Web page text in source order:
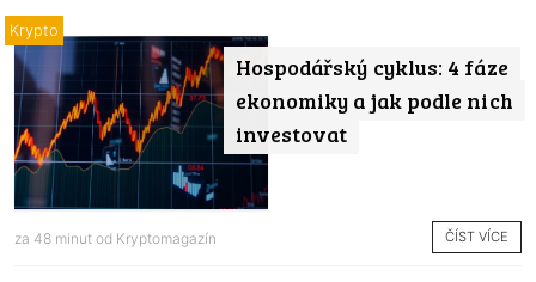
Hospodářský cyklus: 4 fáze
ekonomiky a jak podle nich
investovat
Krypto
za 48 minut od Kryptomagazín ČÍST VÍCE